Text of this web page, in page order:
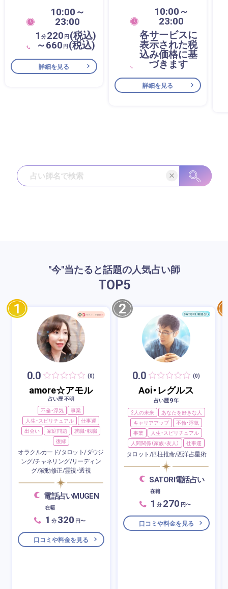
10:00～
23:00
1 分220 円(税込)
～660 円(税込)
詳細を見る
10:00～
23:00
各サービスに
表示された税
込み価格に基
づきます
詳細を見る
"今"当たると話題の人気占い師
TOP5
1
0.0 (0)
amore☆アモル
占い歴 不明
不倫・浮気
事業
人生・スピリチュアル
仕事運
出会い
家庭問題
就職・転職
復縁
オラクルカード/タロット/ダウジ
ング/チャネリング/リーディン
グ/波動修正/霊視・透視
電話占いMUGEN
在籍
1 分 320 円〜
口コミや料金を見る
2
0.0 (0)
Aoi・レグルス
占い歴9年
2人の未来
あなたを好きな人
キャリアアップ
不倫・浮気
事業
人生・スピリチュアル
人間関係（家族・友人）
仕事運
タロット/四柱推命/西洋占星術
SATORI電話占い
在籍
1 分 270 円〜
口コミや料金を見る